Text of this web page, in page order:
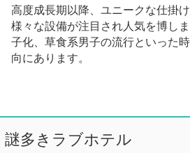
高度成長期以降、ユニークな仕掛
様々な設備が注目され人気を博し
子化、草食系男子の流行といった
向にあります。
謎多きラブホテル